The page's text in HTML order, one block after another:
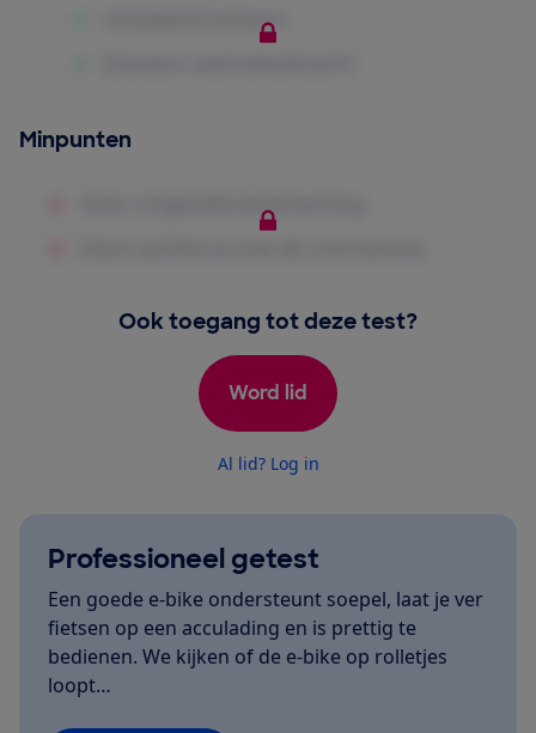
Minpunten
Ook toegang tot deze test?
Word lid
Al lid? Log in
Professioneel getest
Een goede e-bike ondersteunt soepel, laat je ver
fietsen op een acculading en is prettig te
bedienen. We kijken of de e-bike op rolletjes
loopt…